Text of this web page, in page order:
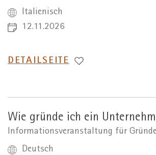
Italienisch
12.11.2026
WECHSEL
DETAILSEITE
Wie gründe ich ein
Informationsveranstaltung für
Deutsch